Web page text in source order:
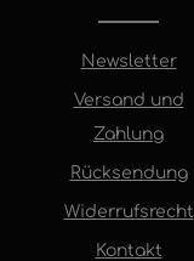
Newsletter
Versand und
Zahlung
Rücksendung
Widerrufsrecht
Kontakt